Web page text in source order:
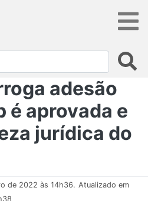
adesão
é aprovada e
jurídica do
de 2022 às 14h36. Atualizado em